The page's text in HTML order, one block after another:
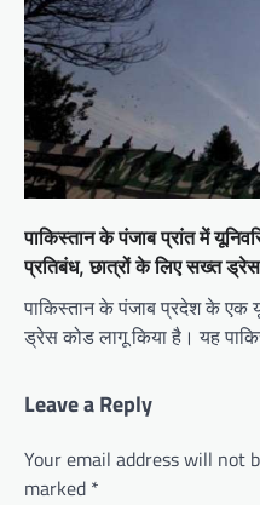
पाकिस्तान के पंजाब प्रांत में
प्रतिबंध, छात्रों के लिए सख्त
पाकिस्तान के पंजाब प्रदेश के एक
ड्रेस कोड लागू किया है। यह
Leave a Reply
Your email address will not
marked *